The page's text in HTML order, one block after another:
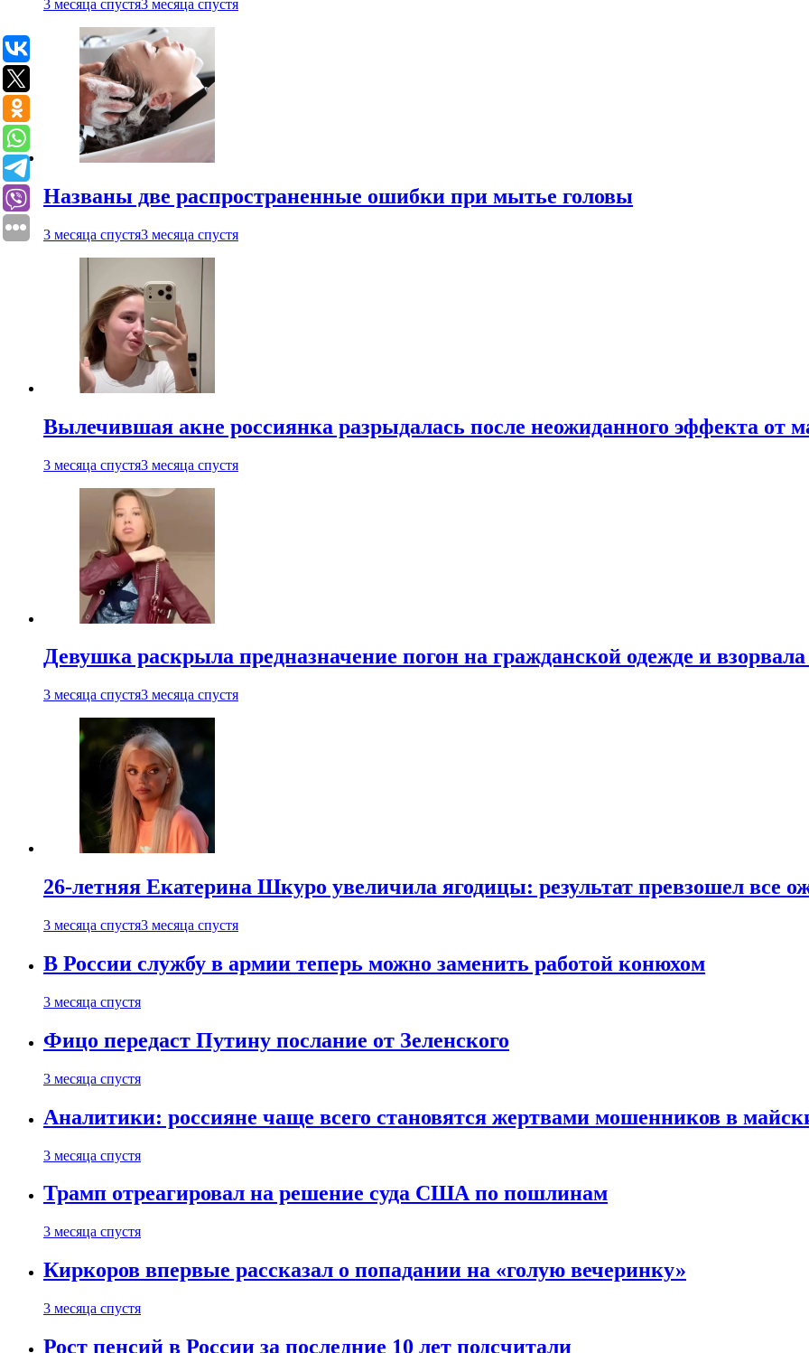
3 месяца спустя3 месяца спустя
Названы две распространенные ошибки при мытье головы
3 месяца спустя3 месяца спустя
Вылечившая акне россиянка разрыдалась после неожиданного эффекта от
3 месяца спустя3 месяца спустя
Девушка раскрыла предназначение погон на гражданской одежде и взорвала
3 месяца спустя3 месяца спустя
26-летняя Екатерина Шкуро увеличила ягодицы: результат превзошел все
3 месяца спустя3 месяца спустя
В России службу в армии теперь можно заменить работой конюхом
3 месяца спустя
Фицо передаст Путину послание от Зеленского
3 месяца спустя
Аналитики: россияне чаще всего становятся жертвами мошенников в
3 месяца спустя
Трамп отреагировал на решение суда США по пошлинам
3 месяца спустя
Киркоров впервые рассказал о попадании на «голую вечеринку»
3 месяца спустя
Рост пенсий в России за последние 10 лет подсчитали